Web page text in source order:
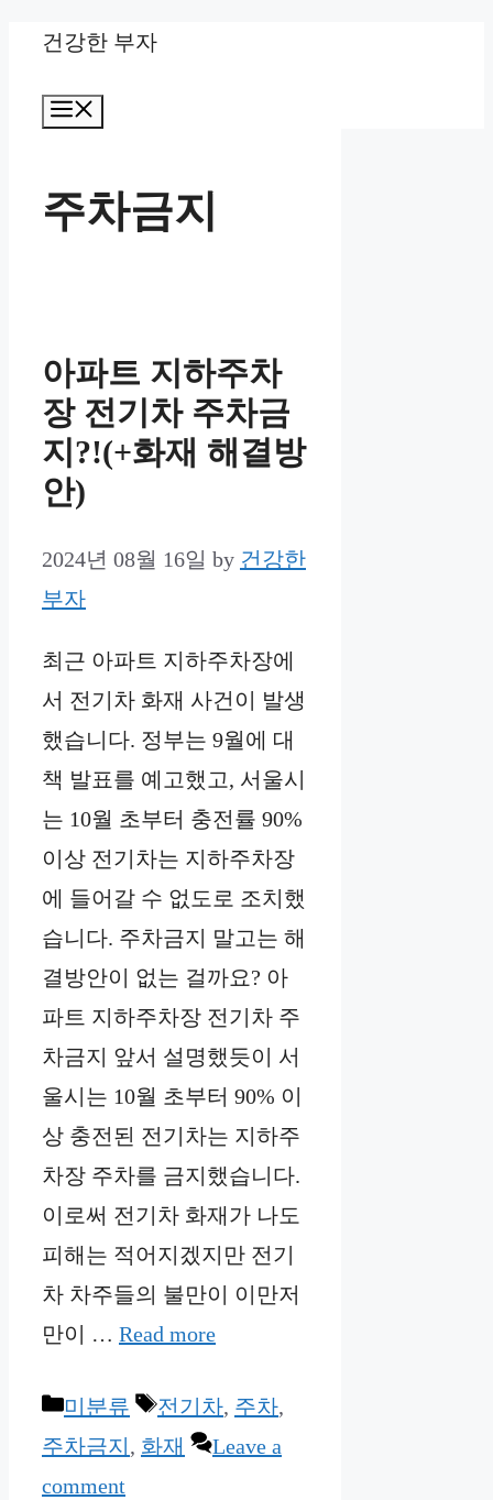
Skip
content
건강한 부자
주차금지
아파트 지하주차
장 전기차 주차금
지?!(+화재 해결방
안)
2024년 08월 16일 by 건강한
부자
최근 아파트 지하주차장에
서 전기차 화재 사건이 발생
했습니다. 정부는 9월에 대
책 발표를 예고했고, 서울시
는 10월 초부터 충전률 90%
이상 전기차는 지하주차장
에 들어갈 수 없도로 조치했
습니다. 주차금지 말고는 해
결방안이 없는 걸까요? 아
파트 지하주차장 전기차 주
차금지 앞서 설명했듯이 서
울시는 10월 초부터 90% 이
상 충전된 전기차는 지하주
차장 주차를 금지했습니다.
이로써 전기차 화재가 나도
피해는 적어지겠지만 전기
차 차주들의 불만이 이만저
만이 … Read more
Categories
미분류 Tags
전기차, 주차,
주차금지 , 화재
Leave a
comment